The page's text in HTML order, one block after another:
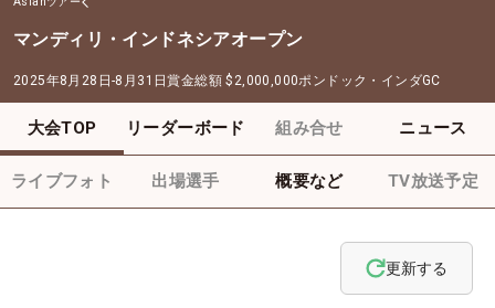
マンディリ・インドネシアオープン
2025年8月28日-8月31日賞金総額 $2,000,000ポンドック・インダGC
大会TOP リーダーボード 組み合せ ニュース
ライブフォト 出場選手 概要など TV放送予定
更新する